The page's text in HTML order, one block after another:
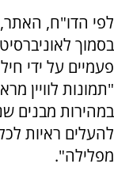
בסמוך
"תמונות לוויין
במהירות מבנים
להעלים ראיות
מפלילה".